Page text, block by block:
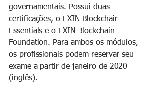
governamentais. Possui duas
certificações, o EXIN Blockchain
Essentials e o EXIN Blockchain
Foundation. Para ambos os módulos,
os profissionais podem reservar seu
exame a partir de janeiro de 2020
(inglês).